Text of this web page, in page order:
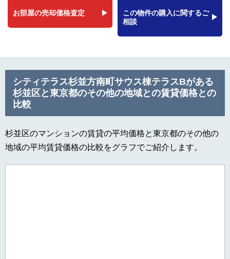
お部屋の売却価格査定
この物件の購入に関するご
相談
シティテラス杉並方南町サウス棟テラスBがある
杉並区と東京都のその他の地域との賃貸価格との
比較
杉並区のマンションの賃貸の平均価格と東京都のその他の
地域の平均賃貸価格の比較をグラフでご紹介します。